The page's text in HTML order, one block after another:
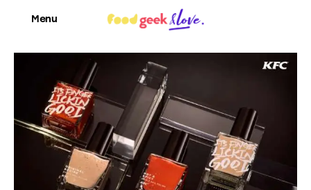
Menu
Food’News
Food’Com
Food’Art